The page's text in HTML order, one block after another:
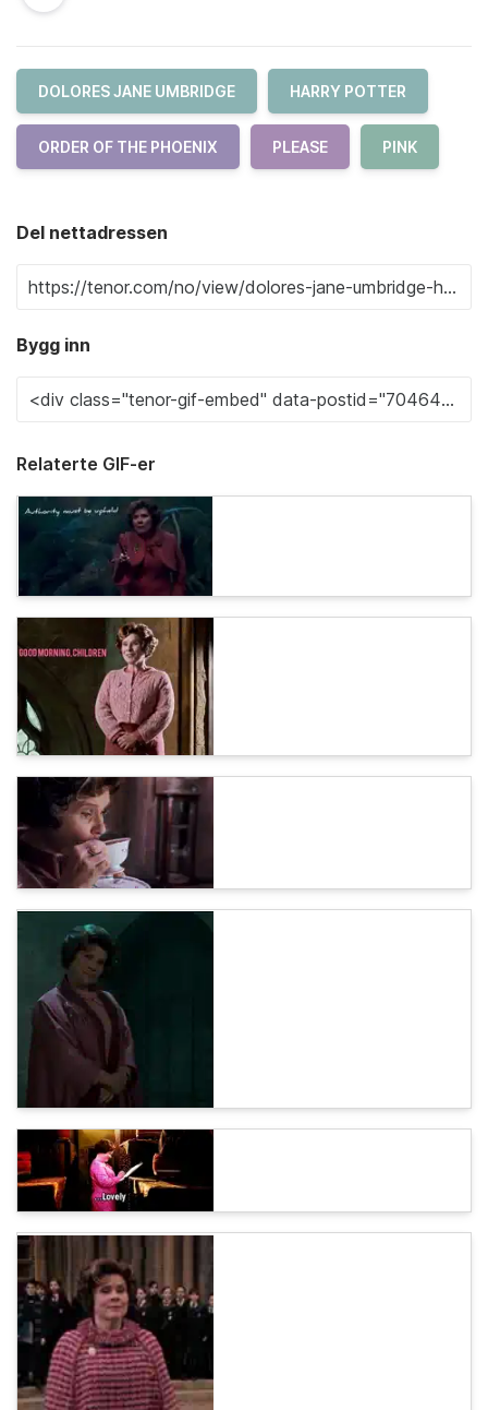
DOLORES JANE UMBRIDGE HARRY POTTER
ORDER OF THE PHOENIX PLEASE PINK
Del nettadressen
Bygg inn
Relaterte GIF-er